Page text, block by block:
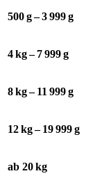
500 g – 3 999 g
4 kg – 7 999 g
8 kg – 11 999 g
12 kg – 19 999 g
ab 20 kg